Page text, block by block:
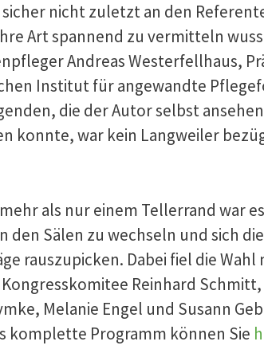
nicht zuletzt an den
Art spannend zu vermitteln
Andreas Westerfellhaus,
Institut für angewandte
die der Autor selbst
konnte, war kein Langweiler
als nur einem Tellerrand war
den Sälen zu wechseln und sich
rauszupicken. Dabei fiel die
Reinhard Schmitt,
Melanie Engel und Susann
komplette Programm können Sie